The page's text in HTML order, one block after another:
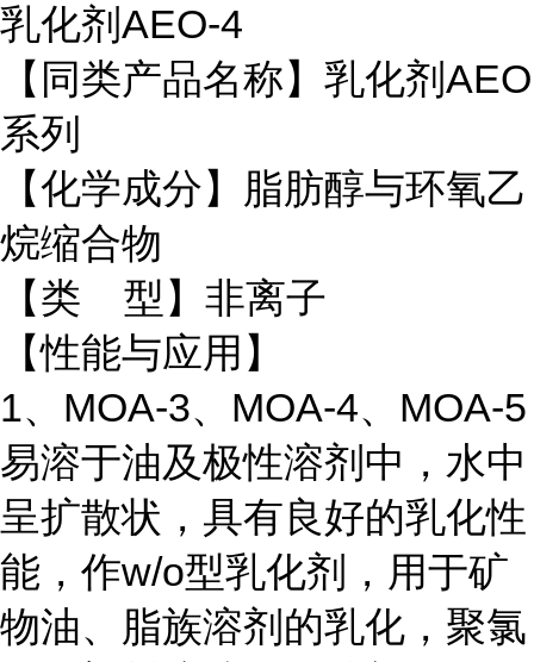
乳化剂AEO-4
【同类产品名称】乳化剂AEO
系列
【化学成分】脂肪醇与环氧乙
烷缩合物
【类 型】非离子
【性能与应用】
1、MOA-3、MOA-4、MOA-5
易溶于油及极性溶剂中，水中
呈扩散状，具有良好的乳化性
能，作w/o型乳化剂，用于矿
物油、脂族溶剂的乳化，聚氯